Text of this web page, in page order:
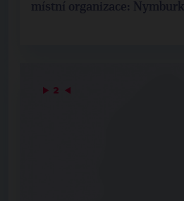
místní organizace: Nymburk
▶ 2 ◀